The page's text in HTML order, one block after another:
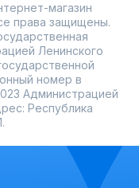
магазин
права защищены.
Ленинского
номер в
Администрацией
Республика